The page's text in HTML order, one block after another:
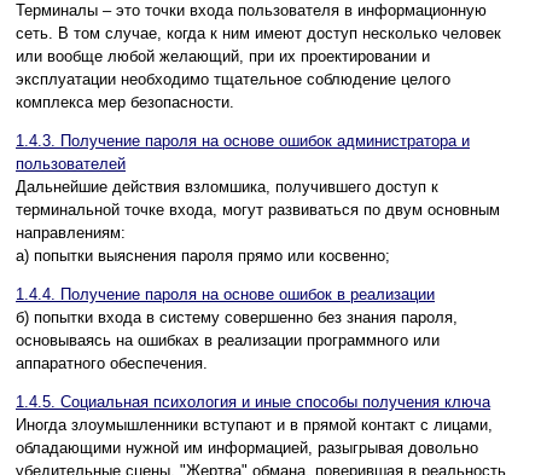
Терминалы – это точки входа пользователя в информационную
сеть. В том случае, когда к ним имеют доступ несколько человек
или вообще любой желающий, при их проектировании и
эксплуатации необходимо тщательное соблюдение целого
комплекса мер безопасности.
1.4.3. Получение пароля на основе ошибок администратора и
пользователей
Дальнейшие действия взломшика, получившего доступ к
терминальной точке входа, могут развиваться по двум основным
направлениям:
а) попытки выяснения пароля прямо или косвенно;
1.4.4. Получение пароля на основе ошибок в реализации
б) попытки входа в систему совершенно без знания пароля,
основываясь на ошибках в реализации программного или
аппаратного обеспечения.
1.4.5. Социальная психология и иные способы получения ключа
Иногда злоумышленники вступают и в прямой контакт с лицами,
обладающими нужной им информацией, разыгрывая довольно
убедительные сцены. "Жертва" обмана, поверившая в реальность